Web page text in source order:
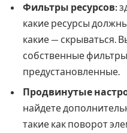
Фильтры ресурсов:
какие ресурсы
какие — скрываться.
собственные
предустановленные.
Продвинутые
найдете
такие как поворот